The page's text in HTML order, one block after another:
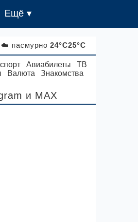
Ещё ▾
☁️ пасмурно 24°C25°C
Авиабилеты
ТВ
Валюта Знакомства
и MAX